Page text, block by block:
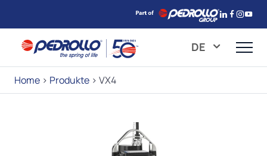
DE
Home > Produkte > VX4